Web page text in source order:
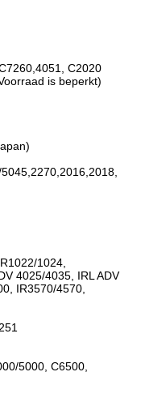
C2020
is beperkt)
1024,
4025/4035, IRL ADV
IR3570/4570,
5000, C6500,